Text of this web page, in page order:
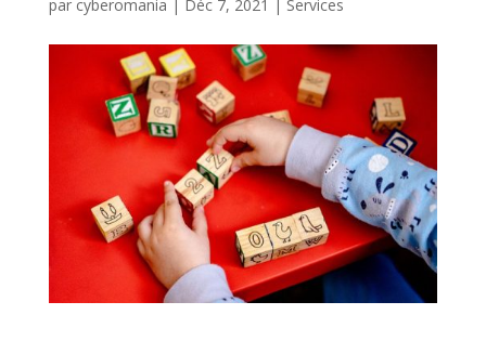
par cyberomania | Déc 7, 2021 | Services